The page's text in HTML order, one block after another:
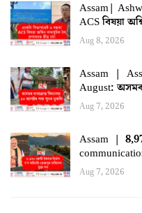
Assam|
ACS বিষয়া
Aug 8, 2026
Assam |
August:
Aug 7, 2026
Assam |
Aug 7, 2026